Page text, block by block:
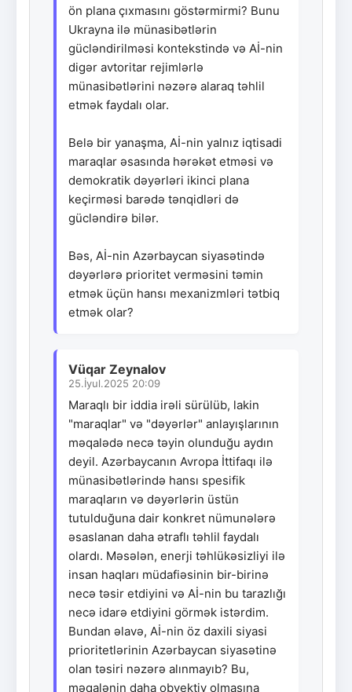
ön plana çıxmasını göstərmirmi? Bunu
Ukrayna ilə münasibətlərin
gücləndirilməsi kontekstində və Aİ-nin
digər avtoritar rejimlərlə
münasibətlərini nəzərə alaraq təhlil
etmək faydalı olar.
Belə bir yanaşma, Aİ-nin yalnız iqtisadi
maraqlar əsasında hərəkət etməsi və
demokratik dəyərləri ikinci plana
keçirməsi barədə tənqidləri də
gücləndirə bilər.
Bəs, Aİ-nin Azərbaycan siyasətində
dəyərlərə prioritet verməsini təmin
etmək üçün hansı mexanizmləri tətbiq
etmək olar?
Vüqar Zeynalov
25.İyul.2025 20:09
Maraqlı bir iddia irəli sürülüb, lakin
"maraqlar" və "dəyərlər" anlayışlarının
məqalədə necə təyin olunduğu aydın
deyil. Azərbaycanın Avropa İttifaqı ilə
münasibətlərində hansı spesifik
maraqların və dəyərlərin üstün
tutulduğuna dair konkret nümunələrə
əsaslanan daha ətraflı təhlil faydalı
olardı. Məsələn, enerji təhlükəsizliyi ilə
insan haqları müdafiəsinin bir-birinə
necə təsir etdiyini və Aİ-nin bu tarazlığı
necə idarə etdiyini görmək istərdim.
Bundan əlavə, Aİ-nin öz daxili siyasi
prioritetlərinin Azərbaycan siyasətinə
olan təsiri nəzərə alınmayıb? Bu,
məqalənin daha obyektiv olmasına